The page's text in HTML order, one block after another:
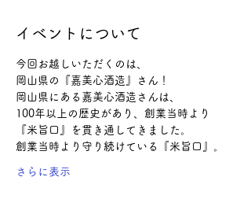
イベントについて
今回お越しいただくのは、
岡山県の『嘉美心酒造』さん！
岡山県にある嘉美心酒造さんは、
100年以上の歴史があり、創業当時より
『米旨口』を貫き通してきました。
創業当時より守り続けている『米旨口』。
さらに表示